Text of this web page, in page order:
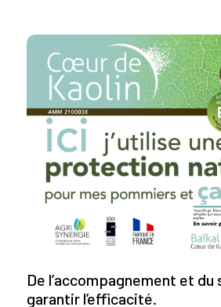
De l’accompagnement et
garantir l’efficacité.